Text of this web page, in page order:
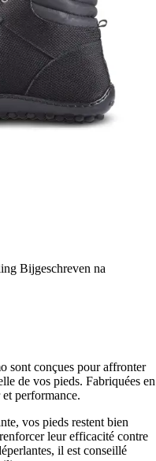
Bijgeschreven na
sont conçues pour affronter
de vos pieds. Fabriquées en
performance.
vos pieds restent bien
leur efficacité contre
il est conseillé